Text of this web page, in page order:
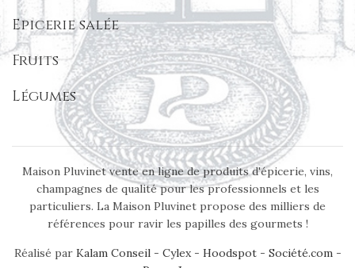
Epicerie salée
Fruits
Légumes
Maison Pluvinet vente en ligne de produits d'épicerie, vins,
champagnes de qualité pour les professionnels et les
particuliers. La Maison Pluvinet propose des milliers de
références pour ravir les papilles des gourmets !
Réalisé par Kalam Conseil - Cylex- Hoodspot- Société.com-